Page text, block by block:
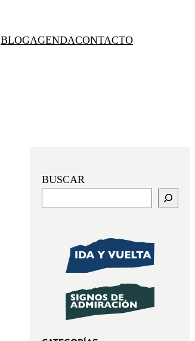
BLOGAGENDACONTACTO
BUSCAR